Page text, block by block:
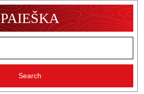
Kauno
Gyventojams
PAIEŠKA